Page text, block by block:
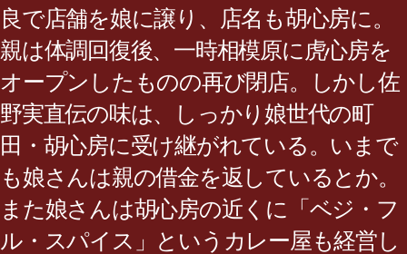
良で店舗を娘に譲り、店名も胡心房に。
親は体調回復後、一時相模原に虎心房を
オープンしたものの再び閉店。しかし佐
野実直伝の味は、しっかり娘世代の町
田・胡心房に受け継がれている。いまで
も娘さんは親の借金を返しているとか。
また娘さんは胡心房の近くに「ベジ・フ
ル・スパイス」というカレー屋も経営し